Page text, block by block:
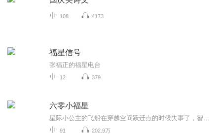
108 4173
福星信号
张福正的福星电台
12 379
六零小福星
91 202.9万